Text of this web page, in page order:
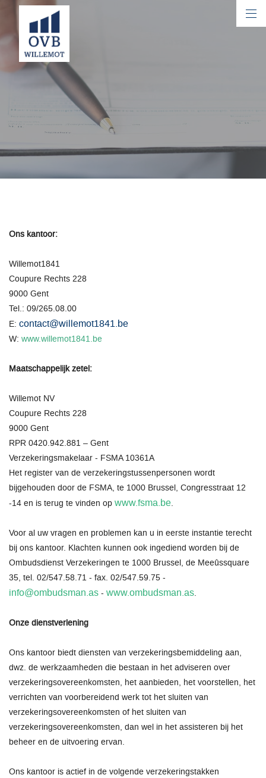
Ons kantoor:
Willemot1841
Coupure Rechts 228
9000 Gent
Tel.: 09/265.08.00
E: contact@willemot1841.be
W: www.willemot1841.be
Maatschappelijk zetel:
Willemot NV
Coupure Rechts 228
9000 Gent
RPR 0420.942.881 – Gent
Verzekeringsmakelaar - FSMA 10361A
Het register van de verzekeringstussenpersonen wordt
bijgehouden door de FSMA, te 1000 Brussel, Congresstraat 12
-14 en is terug te vinden op www.fsma.be.
Voor al uw vragen en problemen kan u in eerste instantie terecht
bij ons kantoor. Klachten kunnen ook ingediend worden bij de
Ombudsdienst Verzekeringen te 1000 Brussel, de Meeûssquare
35, tel. 02/547.58.71 - fax. 02/547.59.75 -
info@ombudsman.as - www.ombudsman.as.
Onze dienstverlening
Ons kantoor biedt diensten van verzekeringsbemiddeling aan,
dwz. de werkzaamheden die bestaan in het adviseren over
verzekeringsovereenkomsten, het aanbieden, het voorstellen, het
verrichten van voorbereidend werk tot het sluiten van
verzekeringsovereenkomsten of het sluiten van
verzekeringsovereenkomsten, dan wel in het assisteren bij het
beheer en de uitvoering ervan.
Ons kantoor is actief in de volgende verzekeringstakken